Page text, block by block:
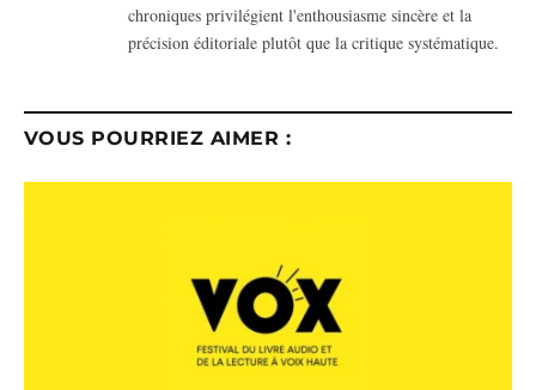
chroniques privilégient l'enthousiasme sincère et la
précision éditoriale plutôt que la critique systématique.
VOUS POURRIEZ AIMER :